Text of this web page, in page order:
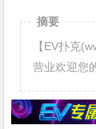
摘要
【EV扑克
营业欢迎您